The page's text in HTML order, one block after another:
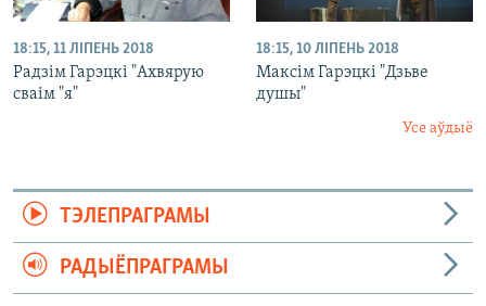
18:15, 11 ЛІПЕНЬ 2018
Радзім Гарэцкі "Ахвярую
сваім "я"
18:15, 10 ЛІПЕНЬ 2018
Максім Гарэцкі "Дзьве
душы"
Усе аўдыё
ТЭЛЕПРАГРАМЫ
РАДЫЁПРАГРАМЫ